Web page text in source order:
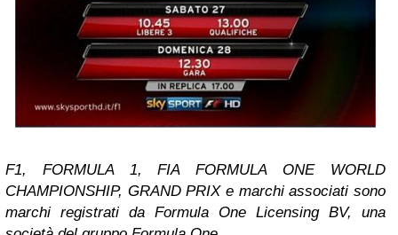
F1, FORMULA 1, FIA FORMULA ONE WORLD
CHAMPIONSHIP, GRAND PRIX e marchi associati sono
marchi registrati da Formula One Licensing BV, una